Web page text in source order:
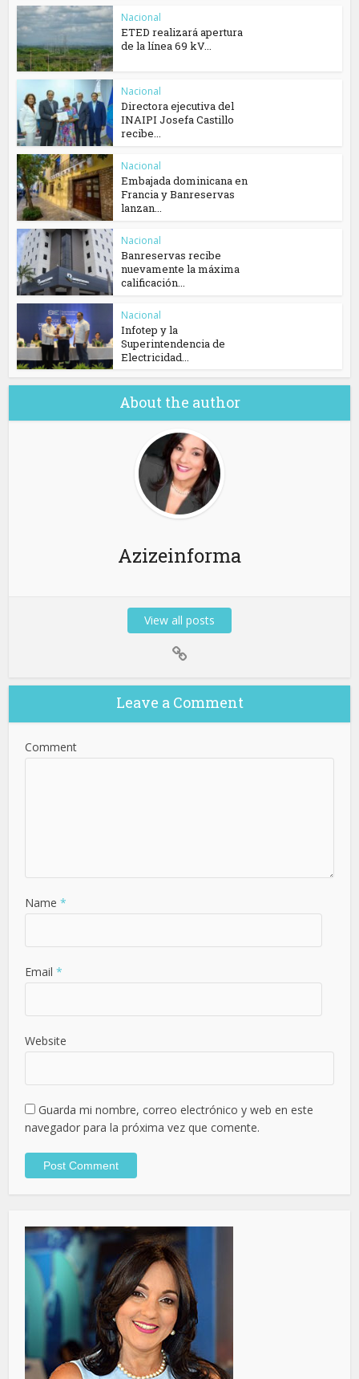
Nacional
ETED realizará apertura
de la línea 69 kV...
Nacional
Directora ejecutiva del
INAIPI Josefa Castillo
recibe...
Nacional
Embajada dominicana en
Francia y Banreservas
lanzan...
Nacional
Banreservas recibe
nuevamente la máxima
calificación...
Nacional
Infotep y la
Superintendencia de
Electricidad...
About the author
Azizeinforma
View all posts
Leave a Comment
Comment
Name *
Email *
Website
Guarda mi nombre, correo electrónico y web en este
navegador para la próxima vez que comente.